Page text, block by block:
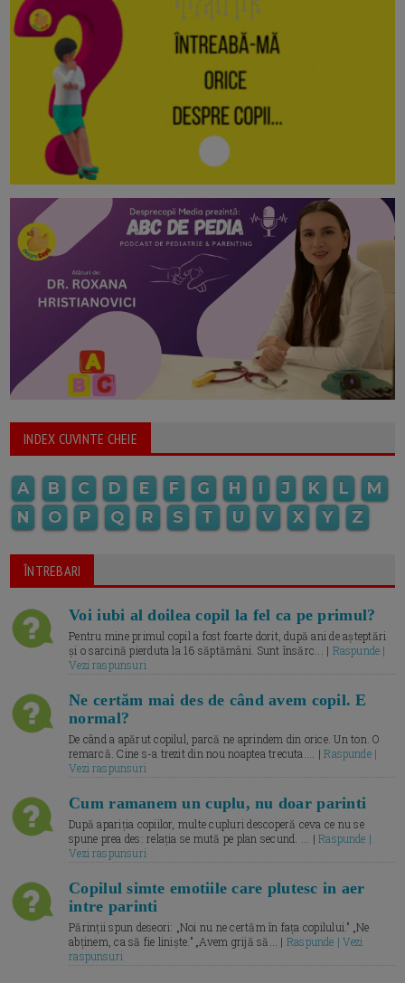
INDEX CUVINTE CHEIE
A B C D E F G H I J K L
M
N
O P Q R S T U V X Y Z
ÎNTREBARI
Voi iubi al doilea copil la fel ca pe primul?
Pentru mine primul copil a fost foarte dorit, după ani de așteptări
și o sarcină pierduta la 16 săptămâni. Sunt însărc... | Raspunde |
Vezi raspunsuri
Ne certăm mai des de când avem copil. E
normal?
De când a apărut copilul, parcă ne aprindem din orice. Un ton. O
remarcă. Cine s-a trezit din nou noaptea trecuta.... |Raspunde |
Vezi raspunsuri
Cum ramanem un cuplu, nu doar parinti
După apariția copiilor, multe cupluri descoperă ceva ce nu se
spune prea des: relația se mută pe plan secund. ... |Raspunde |
Vezi raspunsuri
Copilul simte emotiile care plutesc in aer
intre parinti
Părinții spun deseori: „Noi nu ne certăm în fața copilului.” „Ne
abținem, ca să fie liniște.” „Avem grijă să... | Raspunde | Vezi
raspunsuri